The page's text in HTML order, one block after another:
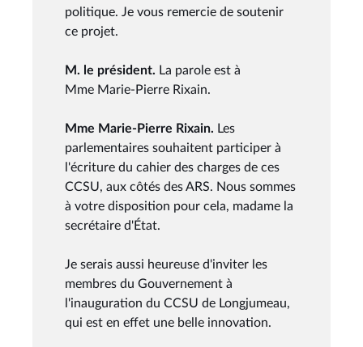
politique. Je vous remercie de soutenir
ce projet.
M. le président. La parole est à
Mme Marie-Pierre Rixain.
Mme Marie-Pierre Rixain. Les
parlementaires souhaitent participer à
l'écriture du cahier des charges de ces
CCSU, aux côtés des ARS. Nous sommes
à votre disposition pour cela, madame la
secrétaire d'État.
Je serais aussi heureuse d'inviter les
membres du Gouvernement à
l'inauguration du CCSU de Longjumeau,
qui est en effet une belle innovation.